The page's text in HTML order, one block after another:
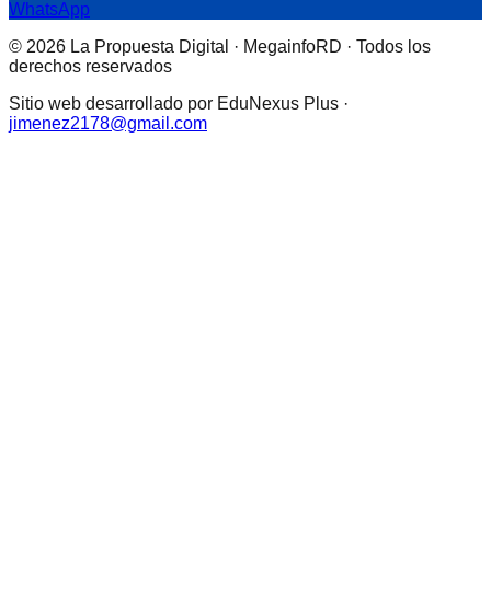
WhatsApp
© 2026 La Propuesta Digital · MegainfoRD · Todos los
derechos reservados
Sitio web desarrollado por EduNexus Plus ·
jimenez2178@gmail.com